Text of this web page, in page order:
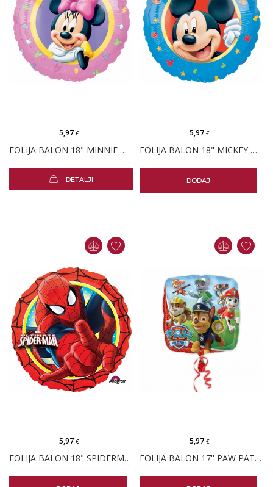
FOLIJA BALON 18" MINNIE MOUSE ROZA
5,97€
DETALJI
FOLIJA BALON 18" MICKEY MOUSE PLAVI
5,97 €
DODAJ
FOLIJA BALON 18" SPIDERMAN ULTIMATE
5,97€
FOLIJA BALON 17'' PAW PATROL
5,97 €